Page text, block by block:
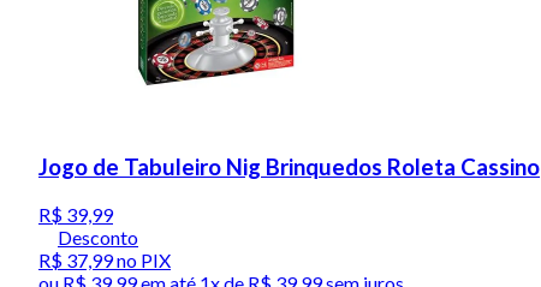
Jogo de Tabuleiro Nig Brinquedos Roleta Cassino
R$ 39,99
Desconto
R$ 37,99no PIX